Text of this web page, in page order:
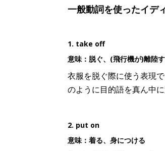
一般動詞を使ったイデ
1. take off
意味：脱ぐ、(飛行機が)離陸
衣服を脱ぐ際に使う表現
のように目的語を真ん中
2. put on
意味：着る、身につける